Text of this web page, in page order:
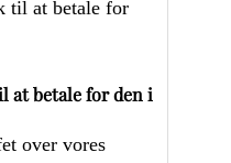
at betale for den i